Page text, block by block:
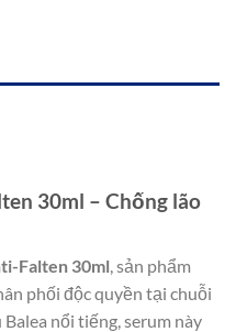
30ml – Chống lão
Falten 30ml, sản phẩm
phối độc quyền tại chuỗi
nổi tiếng, serum này